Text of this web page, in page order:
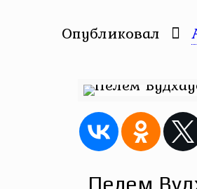
Опубликовал
Пелем